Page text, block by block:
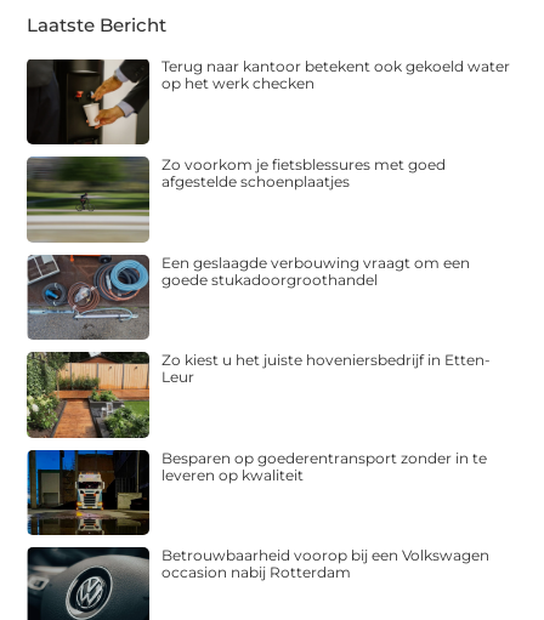
Laatste Bericht
Terug naar kantoor betekent ook gekoeld water
op het werk checken
Zo voorkom je fietsblessures met goed
afgestelde schoenplaatjes
Een geslaagde verbouwing vraagt om een
goede stukadoorgroothandel
Zo kiest u het juiste hoveniersbedrijf in Etten-
Leur
Besparen op goederentransport zonder in te
leveren op kwaliteit
Betrouwbaarheid voorop bij een Volkswagen
occasion nabij Rotterdam